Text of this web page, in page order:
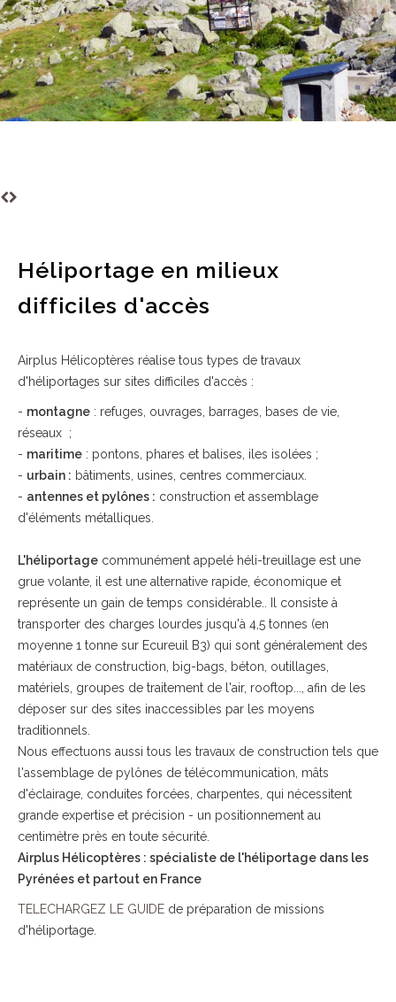
Héliportage en milieux
difficiles d'accès
Airplus Hélicoptères réalise tous types de travaux
d'héliportages sur sites difficiles d'accès :
- montagne : refuges, ouvrages, barrages, bases de vie,
réseaux ;
- maritime : pontons, phares et balises, iles isolées ;
- urbain : bâtiments, usines, centres commerciaux.
- antennes et pylônes : construction et assemblage
d'éléments métalliques.
L'héliportage communément appelé héli-treuillage est une
grue volante, il est une alternative rapide, économique et
représente un gain de temps considérable.. Il consiste à
transporter des charges lourdes jusqu'à 4,5 tonnes (en
moyenne 1 tonne sur Ecureuil B3) qui sont généralement des
matériaux de construction, big-bags, béton, outillages,
matériels, groupes de traitement de l'air, rooftop..., afin de les
déposer sur des sites inaccessibles par les moyens
traditionnels.
Nous effectuons aussi tous les travaux de construction tels que
l'assemblage de pylônes de télécommunication, mâts
d'éclairage, conduites forcées, charpentes, qui nécessitent
grande expertise et précision - un positionnement au
centimètre près en toute sécurité.
Airplus Hélicoptères : spécialiste de l'héliportage dans les
Pyrénées et partout en France
TELECHARGEZ LE GUIDE de préparation de missions
d'héliportage.